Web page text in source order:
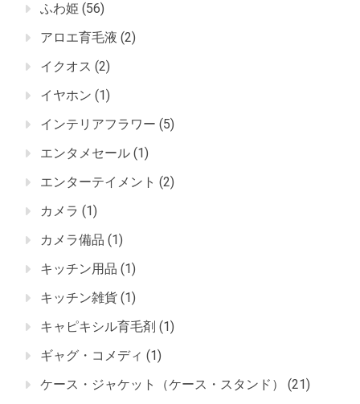
ふわ姫 (56)
アロエ育毛液 (2)
イクオス (2)
イヤホン (1)
インテリアフラワー (5)
エンタメセール (1)
エンターテイメント (2)
カメラ (1)
カメラ備品 (1)
キッチン用品 (1)
キッチン雑貨 (1)
キャピキシル育毛剤 (1)
ギャグ・コメディ (1)
ケース・ジャケット（ケース・スタンド）
(21)